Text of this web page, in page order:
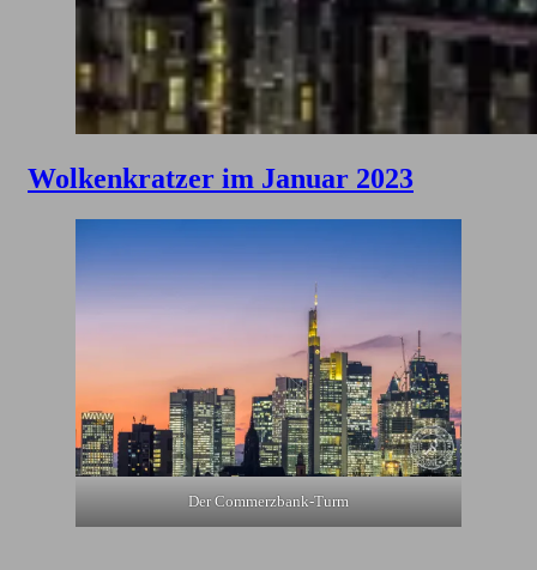
Wolkenkratzer im Januar 2023
Der Commerzbank-Turm